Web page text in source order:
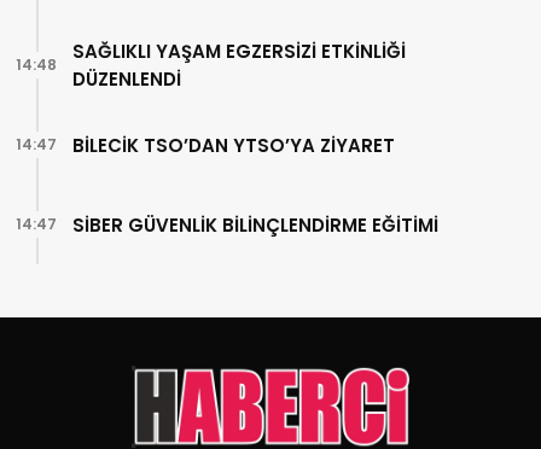
SAĞLIKLI YAŞAM EGZERSİZİ ETKİNLİĞİ
DÜZENLENDİ
14:48
BİLECİK TSO’DAN YTSO’YA ZİYARET
14:47
SİBER GÜVENLİK BİLİNÇLENDİRME EĞİTİMİ
14:47